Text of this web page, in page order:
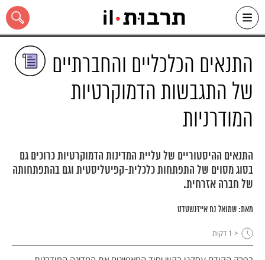
Skip
content
כל האתר
התנאים הכלכליים והחברתיים
של התגבשות הדמוקרטיות
המודרניות
התנאים ההיסטוריים של עליית המדינות הדמוקרטיות כרוכים גם
בסוג מסוים של התפתחות כלכלית-קפיטליסטית וגם בהתפתחותה
של חברה אזרחית.
מאת:שמואל נח אייזנשטדט
< 1 דקות